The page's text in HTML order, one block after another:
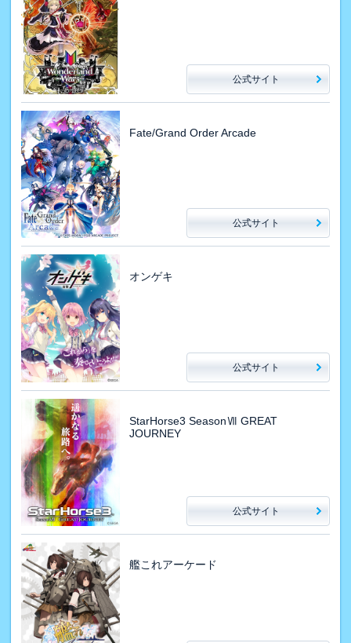
公式サイト
Fate/Grand Order Arcade
公式サイト
オンゲキ
公式サイト
StarHorse3 SeasonⅦ GREAT
JOURNEY
公式サイト
艦これアーケード